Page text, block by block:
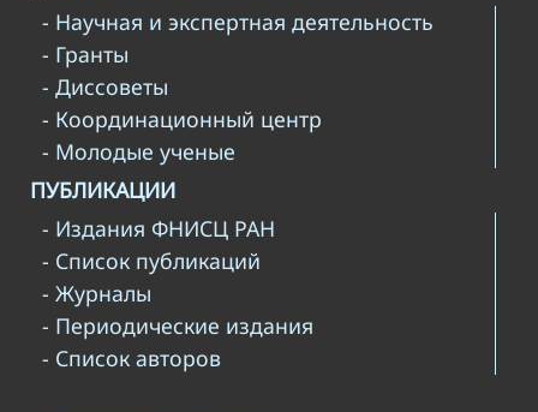
- Научная и экспертная деятельность
- Гранты
- Диссоветы
- Координационный центр
- Молодые ученые
ПУБЛИКАЦИИ
- Издания ФНИСЦ РАН
- Список публикаций
- Журналы
- Периодические издания
- Список авторов